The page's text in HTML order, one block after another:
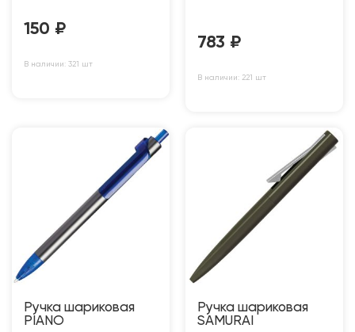
150 ₽
В наличии: 321 шт
783 ₽
В наличии: 221 шт
Ручка шариковая
PIANO
Ручка шариковая
SAMURAI